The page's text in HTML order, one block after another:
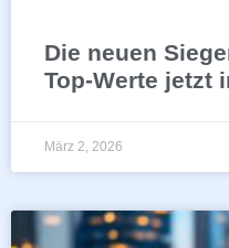
Die neuen
Top-Werte jetzt
März 2, 2026